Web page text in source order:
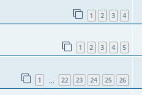
1 2 3 4
1 2 3 4 5
1 22 23 24 25 26